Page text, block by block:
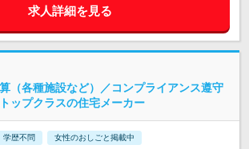
求人詳細を見る
（各種施設など）／コンプライアンス遵守
ップクラスの住宅メーカー
学歴不問 女性のおしごと掲載中